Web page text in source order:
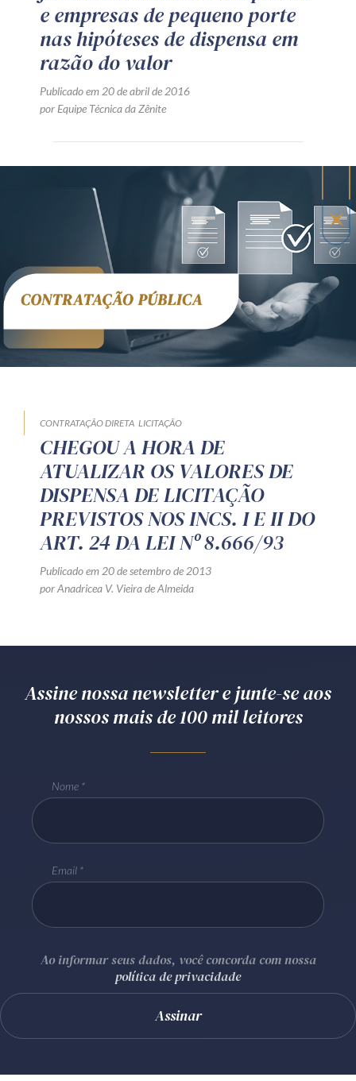
e empresas de pequeno porte
nas hipóteses de dispensa em
razão do valor
Publicado em 20 de abril de 2016
por Equipe Técnica da Zênite
CONTRATAÇÃO DIRETA LICITAÇÃO
CHEGOU A HORA DE
ATUALIZAR OS VALORES DE
DISPENSA DE LICITAÇÃO
PREVISTOS NOS INCS. I E II DO
ART. 24 DA LEI Nº 8.666/93
Publicado em 20 de setembro de 2013
por Anadricea V. Vieira de Almeida
Assine nossa newsletter e junte-se aos
nossos mais de 100 mil leitores
Nome
Email
Ao informar seus dados, você concorda com nossa
política de privacidade